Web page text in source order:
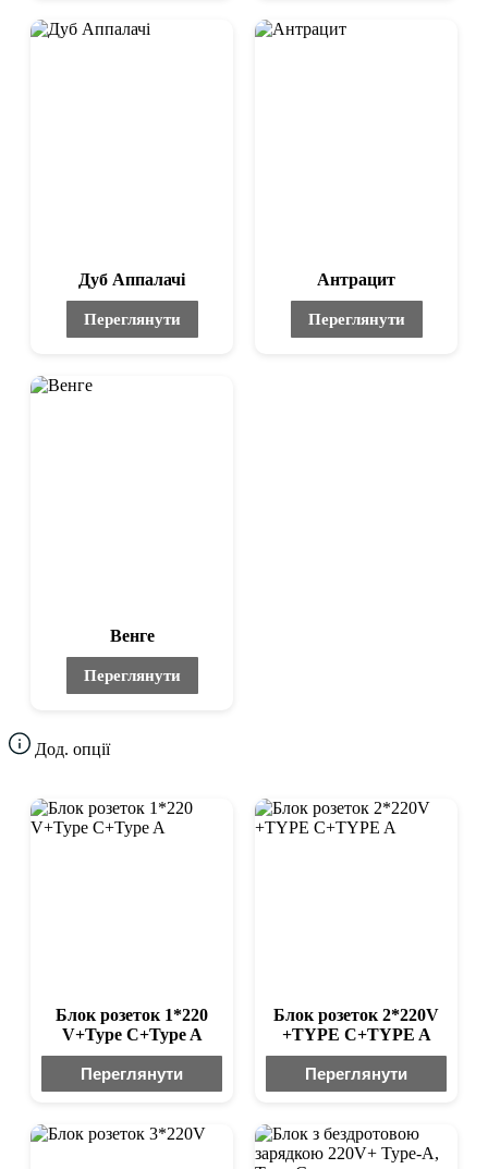
Дуб Аппалачі
Переглянути
Антрацит
Переглянути
Венге
Переглянути
Дод. опції
Блок розеток 1*220
V+Type C+Type A
Переглянути
Блок розеток 2*220V
+TYPE C+TYPE A
Переглянути